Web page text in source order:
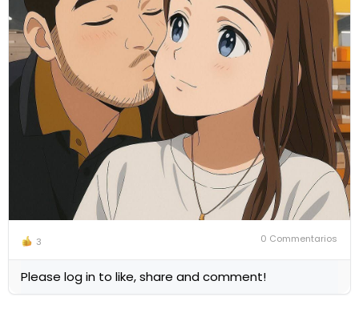
3 0 Commentarios
Please log in to like, share and comment!